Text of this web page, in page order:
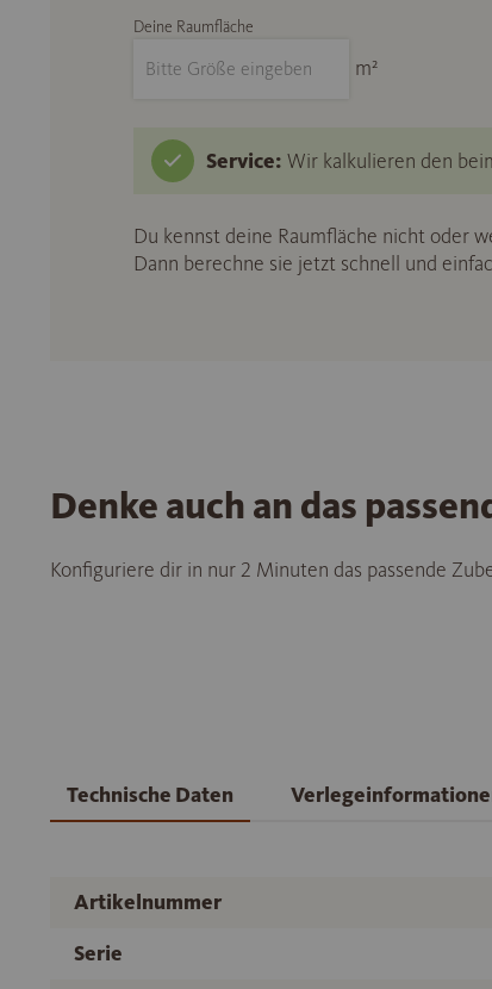
Deine Raumfläche
m²
Service: Wir kalkulieren den
Du kennst deine Raumfläche nicht oder
Dann berechne sie jetzt schnell und
Denke auch an das
Konfiguriere dir in nur 2 Minuten das passende
Technische Daten
Artikelnummer
Serie